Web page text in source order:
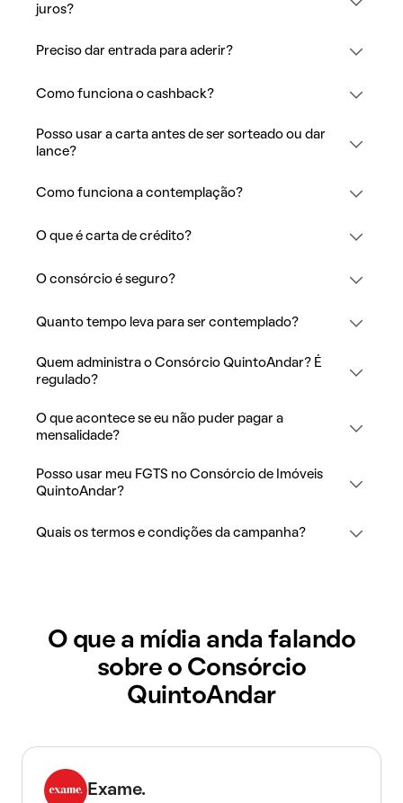
juros?
Preciso dar entrada para aderir?
Como funciona o cashback?
Posso usar a carta antes de ser sorteado ou dar
lance?
Como funciona a contemplação?
O que é carta de crédito?
O consórcio é seguro?
Quanto tempo leva para ser contemplado?
Quem administra o Consórcio QuintoAndar? É
regulado?
O que acontece se eu não puder pagar a
mensalidade?
Posso usar meu FGTS no Consórcio de Imóveis
QuintoAndar?
Quais os termos e condições da campanha?
O que a mídia anda falando
sobre o Consórcio
QuintoAndar
Exame.